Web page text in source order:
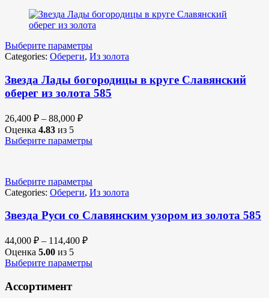
Выберите параметры
Categories: Обереги, Из золота
Звезда Лады богородицы в круге Славянский
оберег из золота 585
26,400 ₽ – 88,000 ₽
Оценка 4.83 из 5
Выберите параметры
Выберите параметры
Categories: Обереги, Из золота
Звезда Руси со Славянским узором из золота 585
44,000 ₽ – 114,400 ₽
Оценка 5.00 из 5
Выберите параметры
Ассортимент